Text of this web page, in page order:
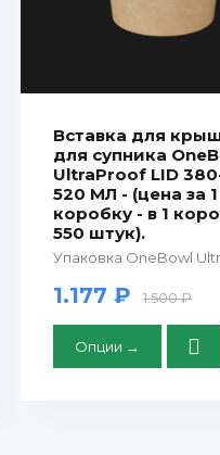
Вставка для
для супника
UltraProof LID
520 МЛ - (цена за 1
коробку - в 1
550 штук).
Упаковка OneBowl
1.177 ₽ 1.500 ₽
Опции →